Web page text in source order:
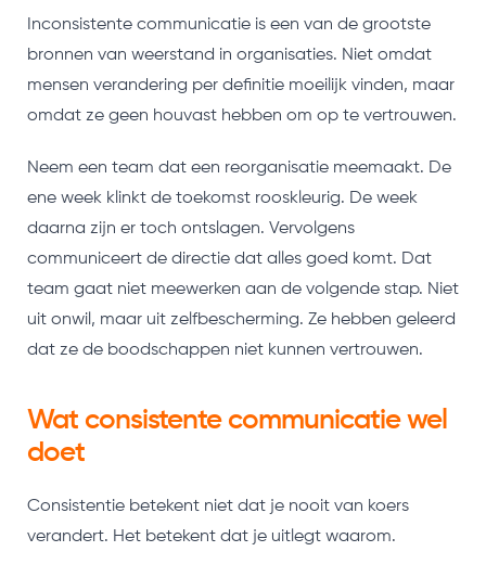
Inconsistente communicatie is een van de grootste
bronnen van weerstand in organisaties. Niet omdat
mensen verandering per definitie moeilijk vinden, maar
omdat ze geen houvast hebben om op te vertrouwen.
Neem een team dat een reorganisatie meemaakt. De
ene week klinkt de toekomst rooskleurig. De week
daarna zijn er toch ontslagen. Vervolgens
communiceert de directie dat alles goed komt. Dat
team gaat niet meewerken aan de volgende stap. Niet
uit onwil, maar uit zelfbescherming. Ze hebben geleerd
dat ze de boodschappen niet kunnen vertrouwen.
Wat consistente communicatie wel
doet
Consistentie betekent niet dat je nooit van koers
verandert. Het betekent dat je uitlegt waarom.